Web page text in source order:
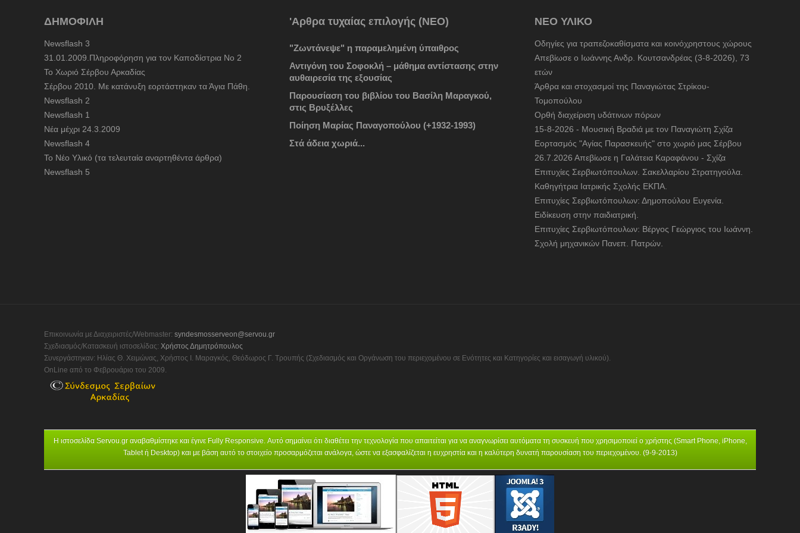
22_sti_roumeli_kaitomoria
ΔΗΜΟΦΙΛΗ
Newsflash 3
31.01.2009.Πληροφόρηση για τον Καποδίστρια Νο 2
To Χωριό Σέρβου Αρκαδίας
Σέρβου 2010. Με κατάνυξη εορτάστηκαν τα Άγια Πάθη.
Newsflash 2
Newsflash 1
Nέα μέχρι 24.3.2009
Newsflash 4
Το Νέο Υλικό (τα τελευταία αναρτηθέντα άρθρα)
Newsflash 5
'Αρθρα τυχαίας επιλογής (ΝΕΟ)
"Ζωντάνεψε" η παραμελημένη ύπαιθρος
Αντιγόνη του Σοφοκλή – μάθημα αντίστασης στην
αυθαιρεσία της εξουσίας
Παρουσίαση του βιβλίου του Βασίλη Μαραγκού,
στις Βρυξέλλες
Ποίηση Μαρίας Παναγοπούλου (+1932-1993)
Στά άδεια χωριά...
ΝΕΟ ΥΛΙΚΟ
Οδηγίες για τραπεζοκαθίσματα και κοινόχρηστους χώρους
Απεβίωσε ο Ιωάννης Ανδρ. Κουτσανδρέας (3-8-2026), 73
ετών
Άρθρα και στοχασμοί της Παναγιώτας Στρίκου-
Τομοπούλου
Ορθή διαχείριση υδάτινων πόρων
15-8-2026 - Μουσική Βραδιά με τον Παναγιώτη Σχίζα
Εορτασμός "Αγίας Παρασκευής" στο χωριό μας Σέρβου
26.7.2026 Απεβίωσε η Γαλάτεια Καραφάνου - Σχίζα
Επιτυχίες Σερβιωτόπουλων. Σακελλαρίου Στρατηγούλα.
Καθηγήτρια Ιατρικής Σχολής ΕΚΠΑ.
Επιτυχίες Σερβιωτόπουλων: Δημοπούλου Ευγενία.
Ειδίκευση στην παιδιατρική.
Επιτυχίες Σερβιωτόπουλων: Βέργος Γεώργιος του Ιωάννη.
Σχολή μηχανικών Πανεπ. Πατρών.
Επικοινωνία με Διαχειριστές/Webmaster: syndesmosserveon@servou.gr
Σχεδιασμός/Κατασκευή ιστοσελίδας: Χρήστος Δημητρόπουλος
Συνεργάστηκαν: Ηλίας Θ. Χειμώνας, Χρήστος Ι. Μαραγκός, Θεόδωρος Γ. Τρουπής (Σχεδιασμός και Οργάνωση του περιεχομένου σε Ενότητες και Κατηγορίες και εισαγωγή υλικού).
OnLine από το Φεβρουάριο του 2009.
Η ιστοσελίδα Servou.gr αναβαθμίστηκε και έγινε Fully Responsive. Αυτό σημαίνει ότι διαθέτει την τεχνολογία που απαιτείται για να αναγνωρίσει αυτόματα τη συσκευή που χρησιμοποιεί ο χρήστης (Smart Phone, iPhone,
Tablet ή Desktop) και με βάση αυτό το στοιχείο προσαρμόζεται ανάλογα, ώστε να εξασφαλίζεται η ευχρηστία και η καλύτερη δυνατή παρουσίαση του περιεχομένου. (9-9-2013)